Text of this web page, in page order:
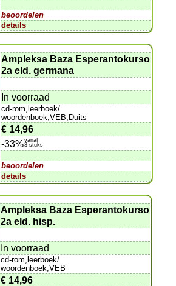
beoordelen
details
Ampleksa Baza Esperantokurso
2a eld. germana
In voorraad
cd-rom,leerboek/
woordenboek,VEB,Duits
€ 14,96
-33%vanaf
3 stuks
beoordelen
details
Ampleksa Baza Esperantokurso
2a eld. hisp.
In voorraad
cd-rom,leerboek/
woordenboek,VEB
€ 14,96